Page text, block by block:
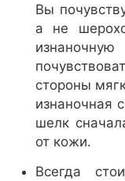
Вы
а не
стороны
изнаночная
шелк
от кожи.
Всегда